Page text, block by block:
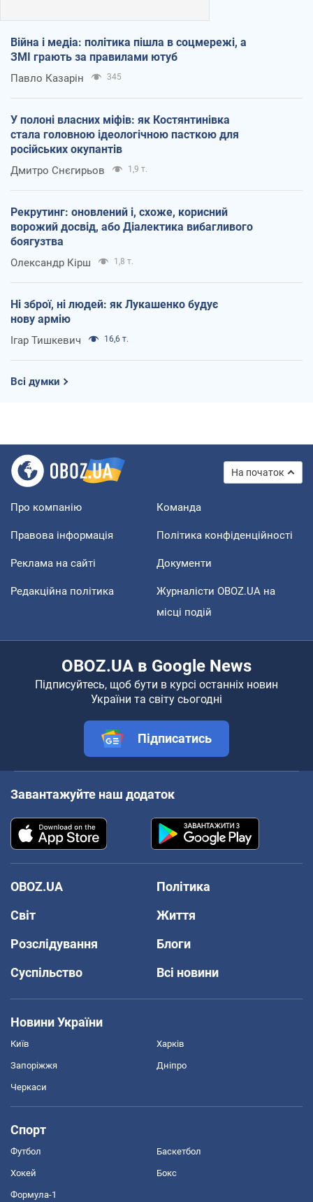
Війна і медіа: політика пішла в соцмережі, а
ЗМІ грають за правилами ютуб
Павло Казарін 345
У полоні власних міфів: як Костянтинівка
стала головною ідеологічною пасткою для
російських окупантів
Дмитро Снєгирьов 1,9 т.
Рекрутинг: оновлений і, схоже, корисний
ворожий досвід, або Діалектика вибагливого
боягузтва
Олександр Кірш 1,8 т.
Ні зброї, ні людей: як Лукашенко будує
нову армію
Ігар Тишкевич 16,6 т.
Всі думки
На початок
Про компанію Команда
Правова інформація Політика конфіденційності
Реклама на сайті Документи
Редакційна політика
Журналісти OBOZ.UA на
місці подій
OBOZ.UA в Google News
Підписуйтесь, щоб бути в курсі останніх новин
України та світу сьогодні
Підписатись
Завантажуйте наш додаток
OBOZ.UA
Політика
Світ
Життя
Розслідування
Блоги
Суспільство
Всі новини
Новини України
Київ Харків
Запоріжжя Дніпро
Черкаси
Спорт
Футбол Баскетбол
Хокей Бокс
Формула-1